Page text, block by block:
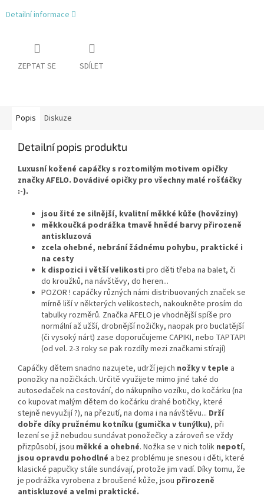
Detailní informace
ZEPTAT SE SDÍLET
Popis Diskuze
Detailní popis produktu
Luxusní kožené capáčky s roztomilým motivem opičky
značky AFELO. Dovádivé opičky pro všechny malé rošťáčky
:-).
jsou šité ze silnější, kvalitní měkké kůže (hověziny)
měkkoučká podrážka tmavě hnědé barvy přirozeně
antiskluzová
zcela ohebné, nebrání žádnému pohybu, praktické i
na cesty
k dispozici i větší velikosti pro děti třeba na balet, či
do kroužků, na návštěvy, do heren...
POZOR ! capáčky různých námi distribuovaných značek se
mírně liší v některých velikostech, nakoukněte prosím do
tabulky rozměrů. Značka AFELO je vhodnější spíše pro
normální až užší, drobnější nožičky, naopak pro buclatější
(či vysoký nárt) zase doporučujeme CAPIKI, nebo TAPTAPI
(od vel. 2-3 roky se pak rozdíly mezi značkami stírají)
Capáčky dětem snadno nazujete, udrží jejich nožky v teple a
ponožky na nožičkách. Určitě využijete mimo jiné také do
autosedaček na cestování, do nákupního vozíku, do kočárku (na
co kupovat malým dětem do kočárku drahé botičky, které
stejně nevyužijí ?), na přezutí, na doma i na návštěvu... Drží
dobře díky pružnému kotníku (gumička v tunýlku), při
lezení se již nebudou sundávat ponožečky a zároveň se vždy
přizpůsobí, jsou měkké a ohebné. Nožka se v nich tolik nepotí,
jsou opravdu pohodlné a bez problému je snesou i děti, které
klasické papučky stále sundávají, protože jim vadí. Díky tomu, že
je podrážka vyrobena z broušené kůže, jsou přirozeně
antiskluzové a velmi praktické.